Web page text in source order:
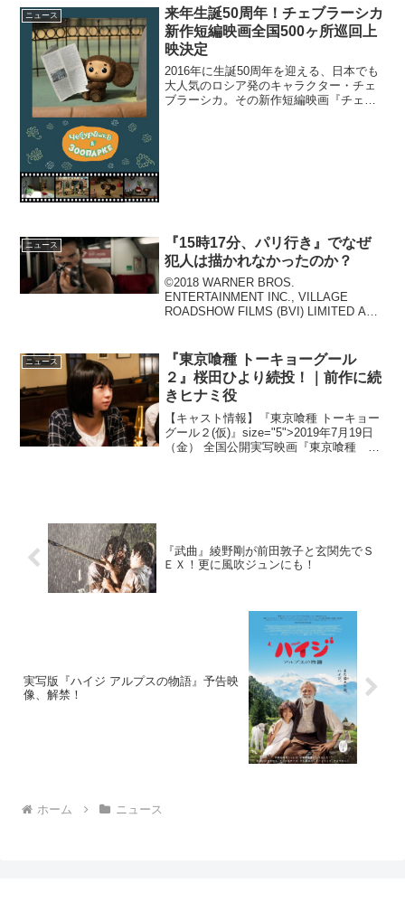
ニュース
来年生誕50周年！チェブラーシカ
新作短編映画全国500ヶ所巡回上
映決定
2016年に生誕50周年を迎える、日本でも
大人気のロシア発のキャラクター・チェ
ブラーシカ。その新作短編映画『チェブ
ニュース
『15時17分、パリ行き』でなぜ
犯人は描かれなかったのか？
©2018 WARNER BROS.
ENTERTAINMENT INC., VILLAGE
ROADSHOW FILMS (BVI) LIMITED AND
ニュース
『東京喰種 トーキョーグール
２』桜田ひより続投！｜前作に続
きヒナミ役
【キャスト情報】『東京喰種 トーキョー
グール２(仮)』size="5">2019年7月19日
（金） 全国公開実写映画『東京喰種 ト
『武曲』綾野剛が前田敦子と玄関先でＳ
ＥＸ！更に風吹ジュンにも！
実写版『ハイジ アルプスの物語』予告映
像、解禁！
ホーム ニュース